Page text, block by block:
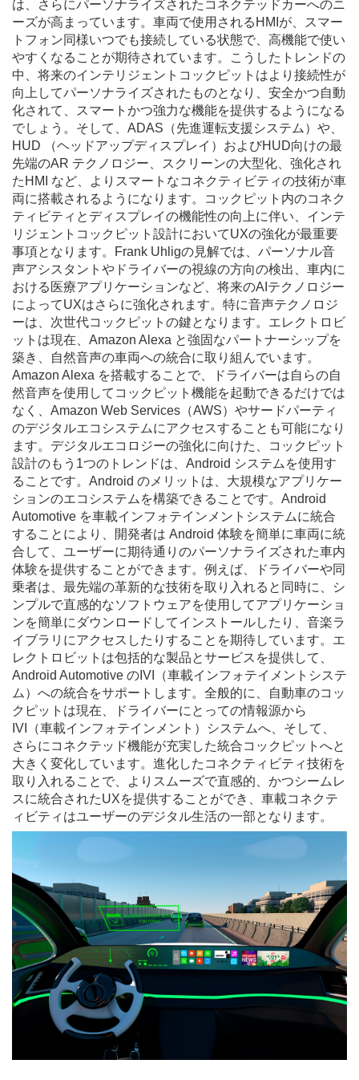
は、さらにパーソナライズされたコネクテッドカーへのニ
ーズが高まっています。車両で使用されるHMIが、スマー
トフォン同様いつでも接続している状態で、高機能で使い
やすくなることが期待されています。こうしたトレンドの
中、将来のインテリジェントコックピットはより接続性が
向上してパーソナライズされたものとなり、安全かつ自動
化されて、スマートかつ強力な機能を提供するようになる
でしょう。そして、ADAS（先進運転支援システム）や、
HUD （ヘッドアップディスプレイ）およびHUD向けの最
先端のAR テクノロジー、スクリーンの大型化、強化され
たHMI など、よりスマートなコネクティビティの技術が車
両に搭載されるようになります。コックピット内のコネク
ティビティとディスプレイの機能性の向上に伴い、インテ
リジェントコックピット設計においてUXの強化が最重要
事項となります。Frank Uhligの見解では、パーソナル音
声アシスタントやドライバーの視線の方向の検出、車内に
おける医療アプリケーションなど、将来のAIテクノロジー
によってUXはさらに強化されます。特に音声テクノロジ
ーは、次世代コックピットの鍵となります。エレクトロビ
ットは現在、Amazon Alexa と強固なパートナーシップを
築き、自然音声の車両への統合に取り組んでいます。
Amazon Alexa を搭載することで、ドライバーは自らの自
然音声を使用してコックピット機能を起動できるだけでは
なく、Amazon Web Services（AWS）やサードパーティ
のデジタルエコシステムにアクセスすることも可能になり
ます。デジタルエコロジーの強化に向けた、コックピット
設計のもう1つのトレンドは、Android システムを使用す
ることです。Android のメリットは、大規模なアプリケー
ションのエコシステムを構築できることです。Android
Automotive を車載インフォテインメントシステムに統合
することにより、開発者は Android 体験を簡単に車両に統
合して、ユーザーに期待通りのパーソナライズされた車内
体験を提供することができます。例えば、ドライバーや同
乗者は、最先端の革新的な技術を取り入れると同時に、シ
ンプルで直感的なソフトウェアを使用してアプリケーショ
ンを簡単にダウンロードしてインストールしたり、音楽ラ
イブラリにアクセスしたりすることを期待しています。エ
レクトロビットは包括的な製品とサービスを提供して、
Android Automotive のIVI（車載インフォテイメントシステ
ム）への統合をサポートします。全般的に、自動車のコッ
クピットは現在、ドライバーにとっての情報源から
IVI（車載インフォテインメント）システムへ、そして、
さらにコネクテッド機能が充実した統合コックピットへと
大きく変化しています。進化したコネクティビティ技術を
取り入れることで、よりスムーズで直感的、かつシームレ
スに統合されたUXを提供することができ、車載コネクテ
ィビティはユーザーのデジタル生活の一部となります。